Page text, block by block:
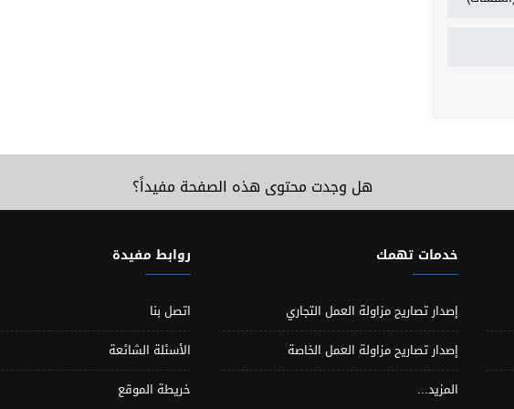
هل وجدت محتوى هذه الصفحة مفيداً؟
خدمات تهمك
إصدار تصاريح مزاولة العمل التجاري
إصدار تصاريح مزاولة العمل الخاصة
المزيد...
روابط مفيدة
اتصل بنا
الأسئلة الشائعة
خريطة الموقع